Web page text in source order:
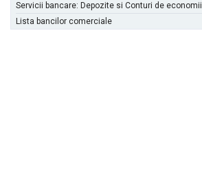
Servicii bancare: Depozite si Conturi de economii
Lista bancilor comerciale